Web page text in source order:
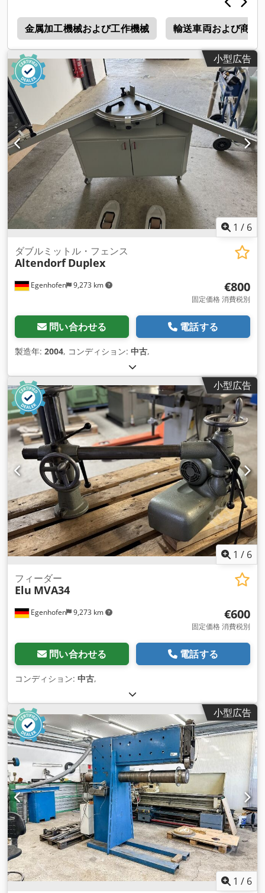
金属加工機械および工作機械 輸送車両および商用
小型広告
1 / 6
Egenhofen 9,273 km
ダブルミットル・フェンス
Altendorf Duplex
€800
固定価格 消費税別
問い合わせる 電話する
製造年: 2004, コンディション: 中古,
小型広告
1 / 6
Egenhofen 9,273 km
フィーダー
Elu MVA34
€600
固定価格 消費税別
問い合わせる 電話する
コンディション: 中古,
小型広告
1 / 6